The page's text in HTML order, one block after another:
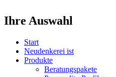
Ihre Auswahl
Start
Neudenkerei ist
Produkte
Beratungspakete